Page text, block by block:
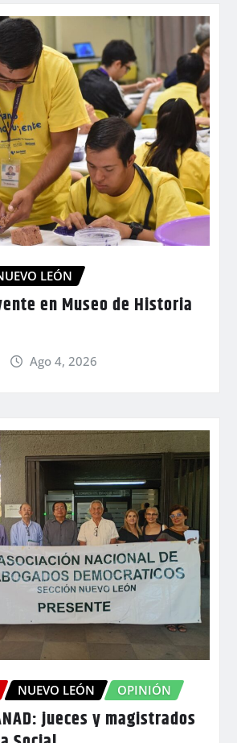
LEÓN
en Museo de Historia
Ago 4, 2026
NUEVO LEÓN OPINIÓN
jueces y magistrados